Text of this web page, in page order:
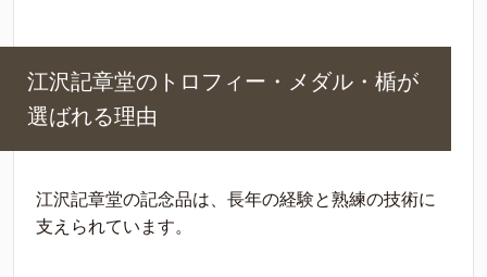
江沢記章堂のトロフィー・メダル・楯が
選ばれる理由
江沢記章堂の記念品は、長年の経験と熟練の技術に
支えられています。